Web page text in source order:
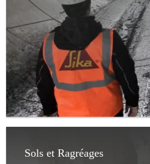
Sols et Ragréages